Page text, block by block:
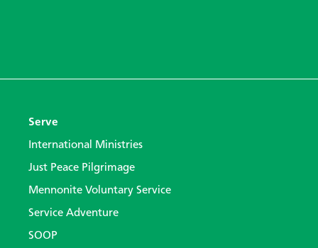
Serve
International Ministries
Just Peace Pilgrimage
Mennonite Voluntary Service
Service Adventure
SOOP